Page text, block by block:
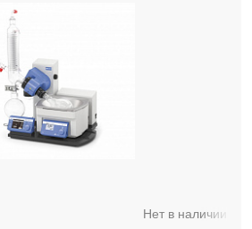
Нет в наличии